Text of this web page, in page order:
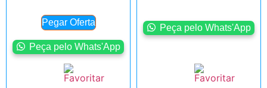
Pegar Oferta
Peça pelo Whats'App
Peça pelo Whats'App